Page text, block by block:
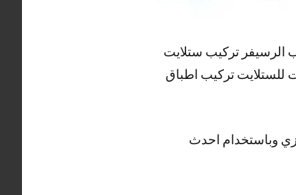
الرسيفر تركيب ستلايت
للستلايت تركيب اطباق
وباستخدام احدث